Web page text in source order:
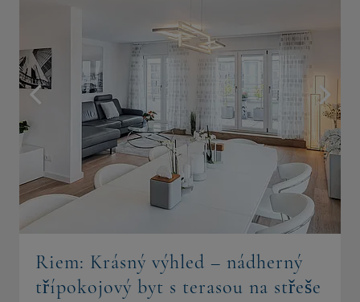
Riem: Krásný výhled – nádherný
třípokojový byt s terasou na střeše